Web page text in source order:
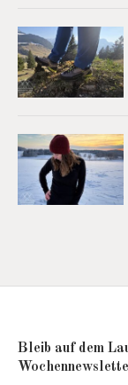
Bleib auf dem